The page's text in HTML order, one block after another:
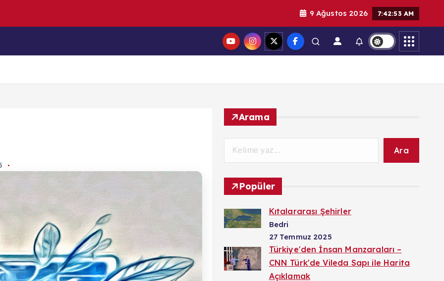
9 Ağustos 2026 7:42:55 AM
Arama
Ara
Popüler
Kıtalararası Şehirler
Bedri
27 Temmuz 2025
Türkiye'den İnsan Manzaraları –
CNN Türk'de Vileda Sapı ile Harita
Açıklamak